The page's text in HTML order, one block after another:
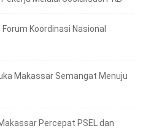
Koordinasi Nasional
Makassar Semangat Menuju
Percepat PSEL dan